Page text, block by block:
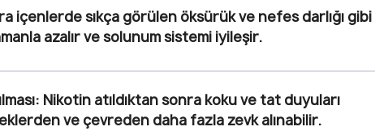
içenlerde sıkça görülen öksürük ve nefes darlığı gibi
azalır ve solunum sistemi iyileşir.
: Nikotin atıldıktan sonra koku ve tat duyuları
ve çevreden daha fazla zevk alınabilir.